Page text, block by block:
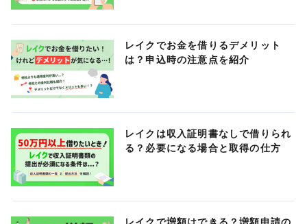
レイクでお金を借りるデメリット
は？申込時の注意点を紹介
レイクは収入証明書なしで借りられ
る？必要になる場合と取得の仕方